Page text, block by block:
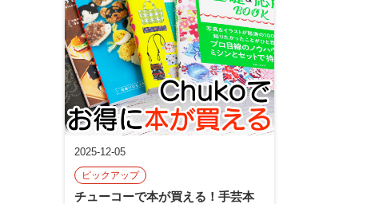
2025-12-05
ピックアップ
チューコーで本が買える！手芸本